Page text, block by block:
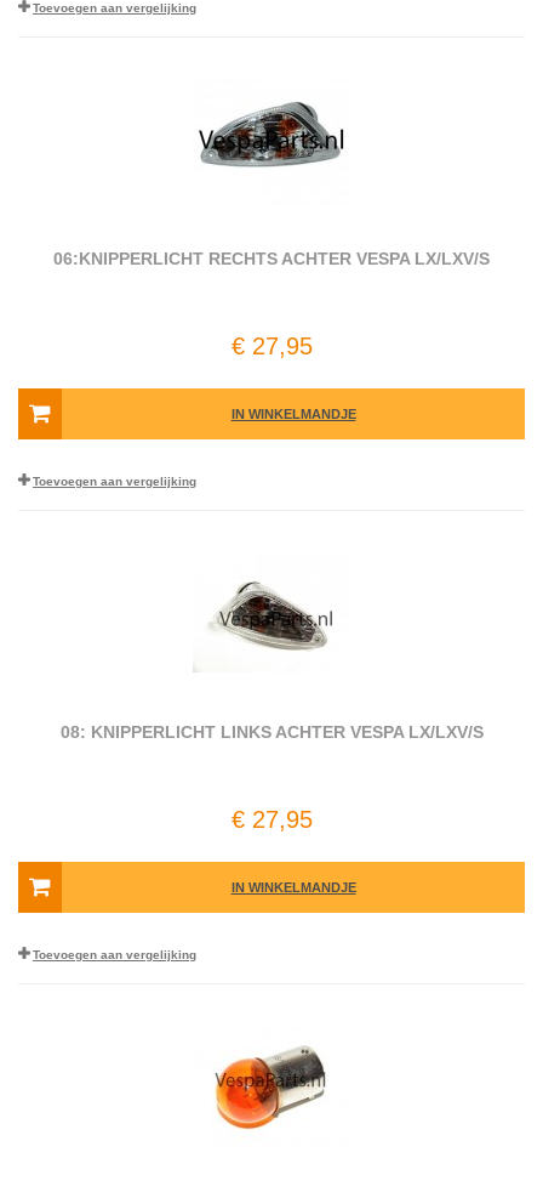
Toevoegen aan vergelijking
06:KNIPPERLICHT RECHTS ACHTER VESPA LX/LXV/S
€ 27,95
IN WINKELMANDJE
Toevoegen aan vergelijking
08: KNIPPERLICHT LINKS ACHTER VESPA LX/LXV/S
€ 27,95
IN WINKELMANDJE
Toevoegen aan vergelijking